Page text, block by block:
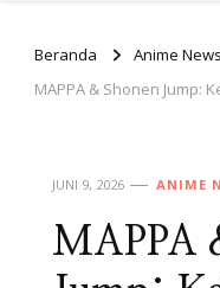
Beranda
Anime News
MAPPA & Shonen Jump:
JUNI 9, 2026 ANIME
MAPPA